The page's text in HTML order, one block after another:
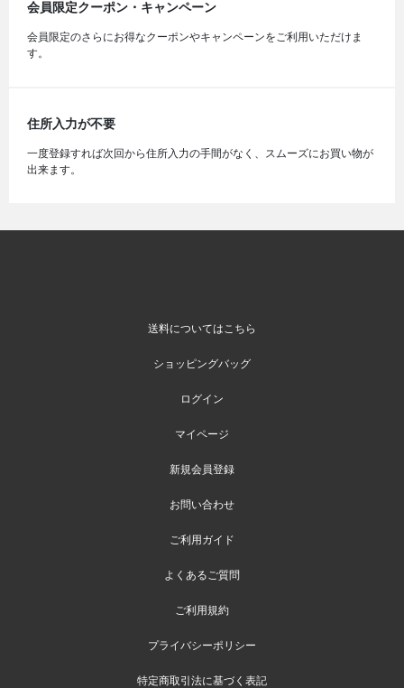
会員限定クーポン・キャンペーン
会員限定のさらにお得なクーポンやキャンペーンをご利用いただけま
す。
住所入力が不要
一度登録すれば次回から住所入力の手間がなく、スムーズにお買い物が
出来ます。
送料についてはこちら
ショッピングバッグ
ログイン
マイページ
新規会員登録
お問い合わせ
ご利用ガイド
よくあるご質問
ご利用規約
プライバシーポリシー
特定商取引法に基づく表記